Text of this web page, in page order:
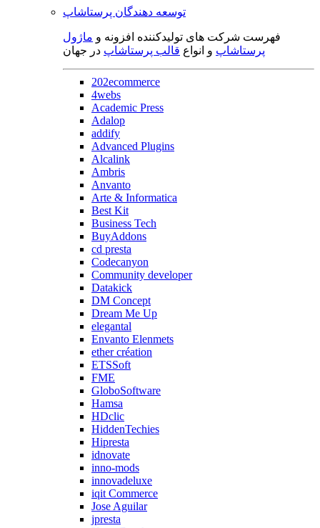
توسعه دهندگان پرستاشاپ
فهرست شرکت های تولیدکننده افزونه و ماژول
پرستاشاپ و انواع قالب پرستاشاپ در جهان
202ecommerce
4webs
Academic Press
Adalop
addify
Advanced Plugins
Alcalink
Ambris
Anvanto
Arte & Informatica
Best Kit
Business Tech
BuyAddons
cd presta
Codecanyon
Community developer
Datakick
DM Concept
Dream Me Up
elegantal
Envanto Elenmets
ether création
ETSSoft
FME
GloboSoftware
Hamsa
HDclic
HiddenTechies
Hipresta
idnovate
inno-mods
innovadeluxe
iqit Commerce
Jose Aguilar
jpresta